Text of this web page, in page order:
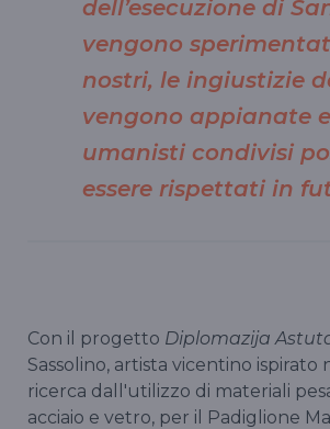
dell’esecuzione di
vengono
nostri, le ingiustizie
vengono appianate
umanisti condivisi
essere rispettati in
Con il progetto Diplomazija
Sassolino, artista vicentino ispirato
ricerca dall'utilizzo di materiali
acciaio e vetro, per il Padiglione